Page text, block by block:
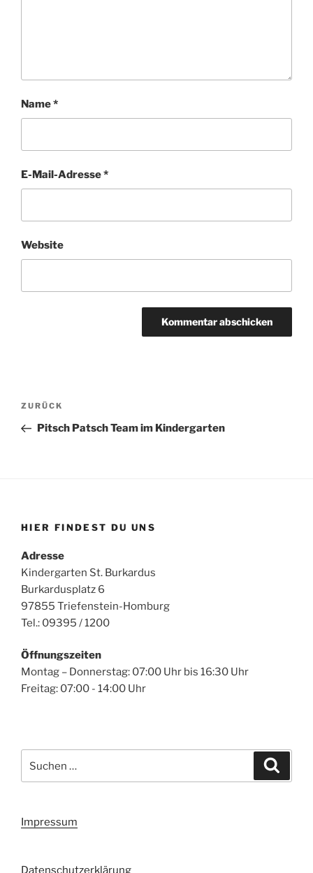
Name*
E-Mail-Adresse*
Website
Beitragsnavigation
Vorheriger
Beitrag
ZURÜCK
Pitsch Patsch Team im Kindergarten
HIER FINDEST DU UNS
Adresse
Kindergarten St. Burkardus
Burkardusplatz 6
97855 Triefenstein-Homburg
Tel.: 09395 / 1200
Öffnungszeiten
Montag – Donnerstag: 07:00 Uhr bis 16:30 Uhr
Freitag: 07:00 - 14:00 Uhr
nach:
Impressum
Datenschutzerklärung